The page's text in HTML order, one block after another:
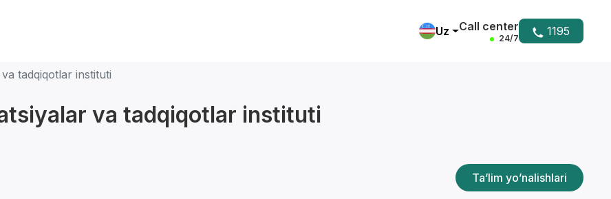
Uz Call center
24/7 1195
tadqiqotlar instituti
va tadqiqotlar instituti
Ta’lim yo’nalishlari